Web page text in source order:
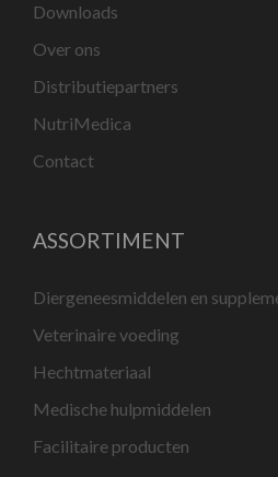
Downloads
Over ons
Distributiepartners
NutriMedica
Contact
ASSORTIMENT
Diergeneesmiddelen en
Veterinaire voeding
Hechtmateriaal
Medische hulpmiddelen
Facilitaire producten